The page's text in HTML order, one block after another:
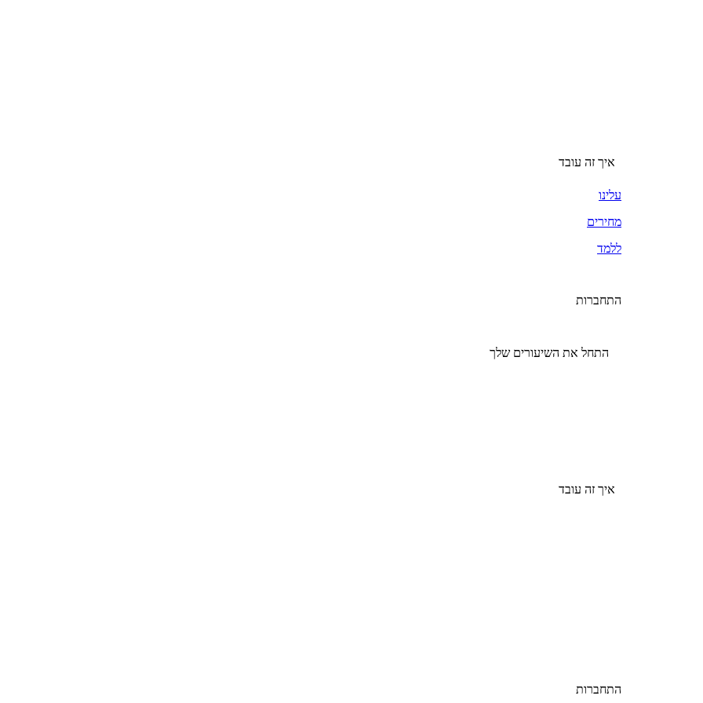
איך זה עובד
עלינו
מחירים
ללמד
התחברות
התחל את השיעורים שלך
איך זה עובד
התחברות